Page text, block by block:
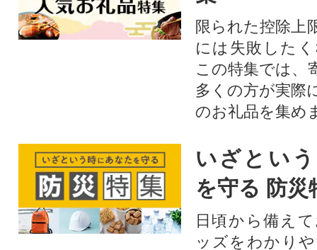
限られた控除上
には失敗した
この特集では、
多くの方が実際
のお礼品を集め
いざとい
を守る 防災
日頃から備え
ッズをわかり